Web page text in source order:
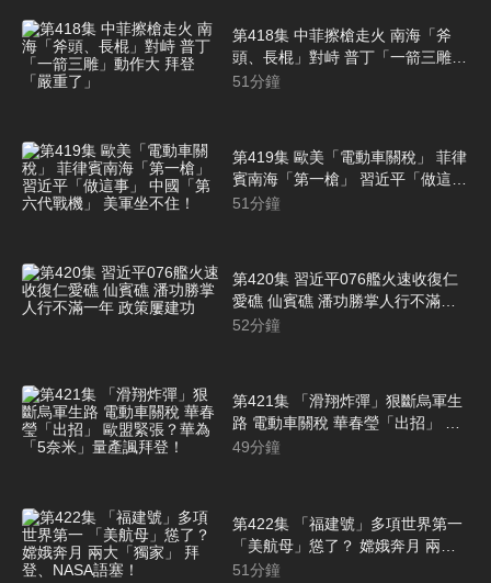
第418集 中菲擦槍走火 南海「斧
頭、長棍」對峙 普丁「一箭三雕」
動作大 拜登「嚴重了」
51分鐘
第419集 歐美「電動車關稅」 菲律
賓南海「第一槍」 習近平「做這
事」 中國「第六代戰機」 美軍坐
51分鐘
第420集 習近平076艦火速收復仁
愛礁 仙賓礁 潘功勝掌人行不滿一
年 政策屢建功
52分鐘
第421集 「滑翔炸彈」狠斷烏軍生
路 電動車關稅 華春瑩「出招」 歐
盟緊張？華為「5奈米」量產諷拜
49分鐘
第422集 「福建號」多項世界第一
「美航母」慫了？ 嫦娥奔月 兩大
「獨家」 拜登、NASA語塞！
51分鐘